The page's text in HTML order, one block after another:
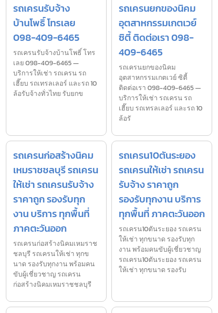
รถเครนรับจ้าง
บ้านโพธิ์ โทรเลย
098-409-6465
รถเครนรับจ้างบ้านโพธิ์ โทร
เลย 098-409-6465 —
บริการให้เช่า รถเครน รถ
เฮี๊ยบ รถเทรลเลอร์ และรถ 10
ล้อรับจ้างทั่วไทย รับยกข
รถเครนยกของนิคม
อุตสาหกรรมเกตเวย์
ซิตี้ ติดต่อเรา 098-
409-6465
รถเครนยกของนิคม
อุตสาหกรรมเกตเวย์ ซิตี้
ติดต่อเรา 098-409-6465 —
บริการให้เช่า รถเครน รถ
เฮี๊ยบ รถเทรลเลอร์ และรถ 10
ล้อรั
รถเครนก่อสร้างนิคม
เหมราชชลบุรี รถเครน
ให้เช่า รถเครนรับจ้าง
ราคาถูก รองรับทุก
งาน บริการ ทุกพื้นที่
ภาคตะวันออก
รถเครนก่อสร้างนิคมเหมราช
ชลบุรี รถเครนให้เช่า ทุกข
นาด รองรับทุกงาน พร้อมคน
ขับผู้เชี่ยวชาญ รถเครน
ก่อสร้างนิคมเหมราชชลบุรี
รถเครน10ตันระยอง
รถเครนให้เช่า รถเครน
รับจ้าง ราคาถูก
รองรับทุกงาน บริการ
ทุกพื้นที่ ภาคตะวันออก
รถเครน10ตันระยอง รถเครน
ให้เช่า ทุกขนาด รองรับทุก
งาน พร้อมคนขับผู้เชี่ยวชาญ
รถเครน10ตันระยอง รถเครน
ให้เช่า ทุกขนาด รองรับ